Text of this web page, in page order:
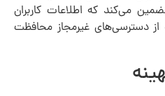
می‌کند که اطلاعات کاربران
از دسترسی‌های غیرمجاز محافظت